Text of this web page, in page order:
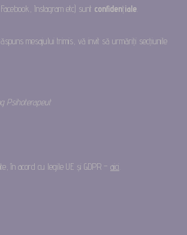
Instagram etc) sunt confidențiale
mesajului trimis, vă invit să urmăriți secțiunile
Psihoterapeut
în acord cu legile UE și GDPR – aici